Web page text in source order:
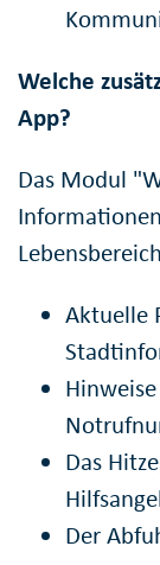
Welche
App?
Das Modul
Aktuelle
Das
Der